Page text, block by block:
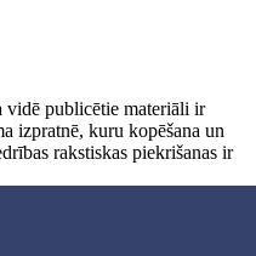
vidē publicētie materiāli ir
izpratnē, kuru kopēšana un
rakstiskas piekrišanas ir